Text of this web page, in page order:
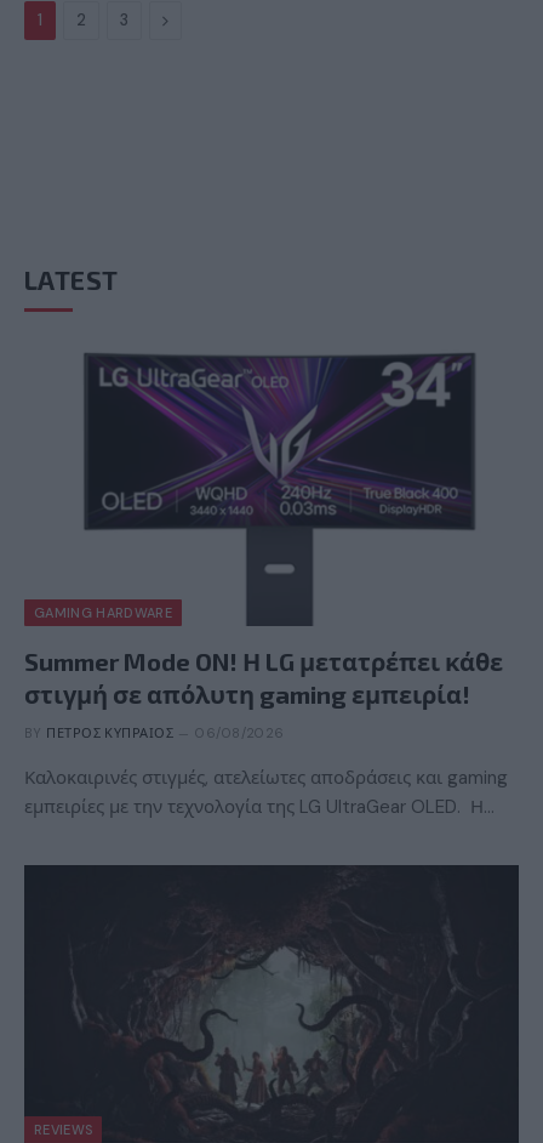
1 2 3 Next
LATEST
GAMING HARDWARE
Summer Mode ON! Η LG μετατρέπει κάθε
στιγμή σε απόλυτη gaming εμπειρία!
BY ΠΈΤΡΟΣ ΚΥΠΡΑΊΟΣ 06/08/2026
Καλοκαιρινές στιγμές, ατελείωτες αποδράσεις και gaming
εμπειρίες με την τεχνολογία της LG UltraGear OLED. Η…
REVIEWS